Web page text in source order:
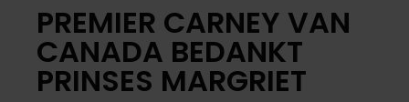
PREMIER CARNEY VAN
CANADA BEDANKT
PRINSES MARGRIET